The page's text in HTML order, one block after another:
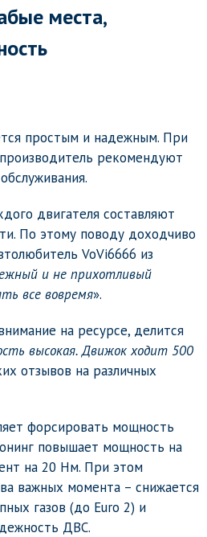
места,
простым и надежным. При
рекомендуют
двигателя составляют
По этому поводу доходчиво
VoVi6666 из
и не прихотливый
все вовремя».
на ресурсе, делится
высокая. Движок ходит 500
отзывов на различных
форсировать мощность
повышает мощность на
на 20 Нм. При этом
важных момента – снижается
газов (до Euro 2) и
ДВС.